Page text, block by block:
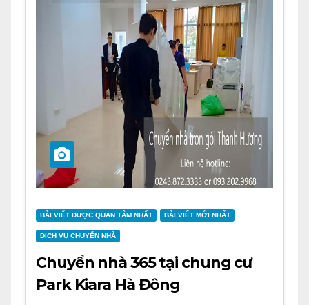
BÀI VIẾT ĐƯỢC QUAN TÂM NHẤT BÀI VIẾT MỚI NHẤT
DỊCH VỤ CHUYỂN NHÀ
Chuyển nhà 365 tại chung cư
Park Kiara Hà Đông